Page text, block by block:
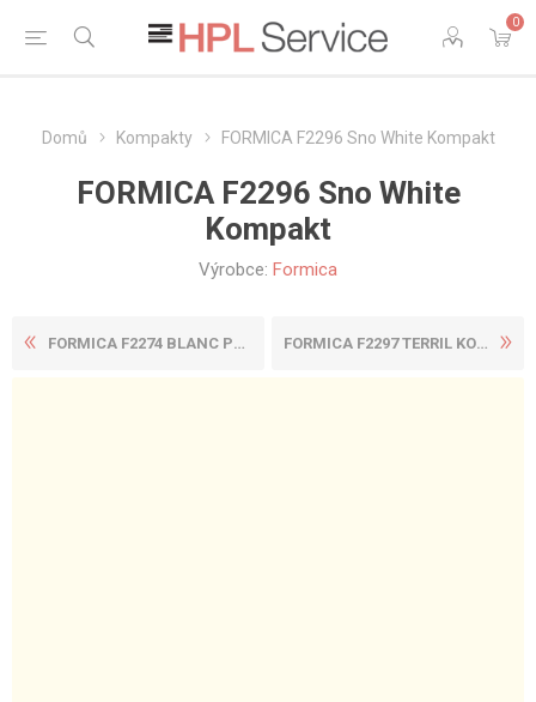
0
Domů Kompakty FORMICA F2296 Sno White Kompakt
FORMICA F2296 Sno White
Kompakt
Výrobce: Formica
FORMICA F2274 BLANC POLAIRE... FORMICA F2297 TERRIL KOMPAK...